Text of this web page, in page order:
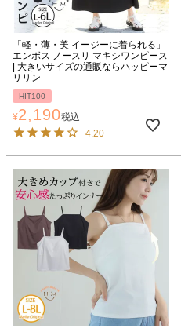
「軽・薄・美 イージーに着られる」
エンボス ノースリ マキシワンピース
| 大きいサイズの通販ならハッピーマ
リリン
HIT100
¥2,190税込
4.20